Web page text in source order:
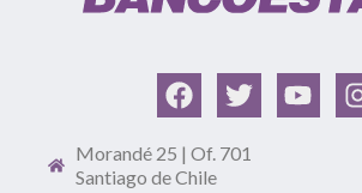
Morandé 25 | Of. 701
Santiago de Chile